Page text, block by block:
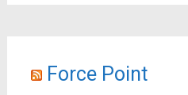
Force Point